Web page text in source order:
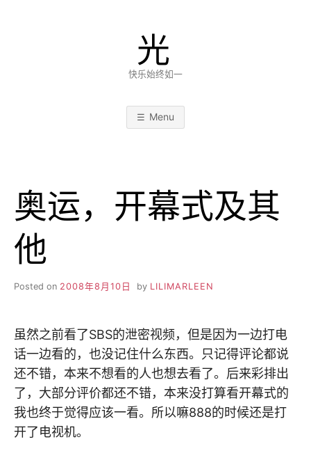
光
快乐始终如一
Menu
奥运，开幕式及其
他
Posted on 2008年8月10日 by LILIMARLEEN
虽然之前看了SBS的泄密视频，但是因为一边打电
话一边看的，也没记住什么东西。只记得评论都说
还不错，本来不想看的人也想去看了。后来彩排出
了，大部分评价都还不错，本来没打算看开幕式的
我也终于觉得应该一看。所以嘛888的时候还是打
开了电视机。